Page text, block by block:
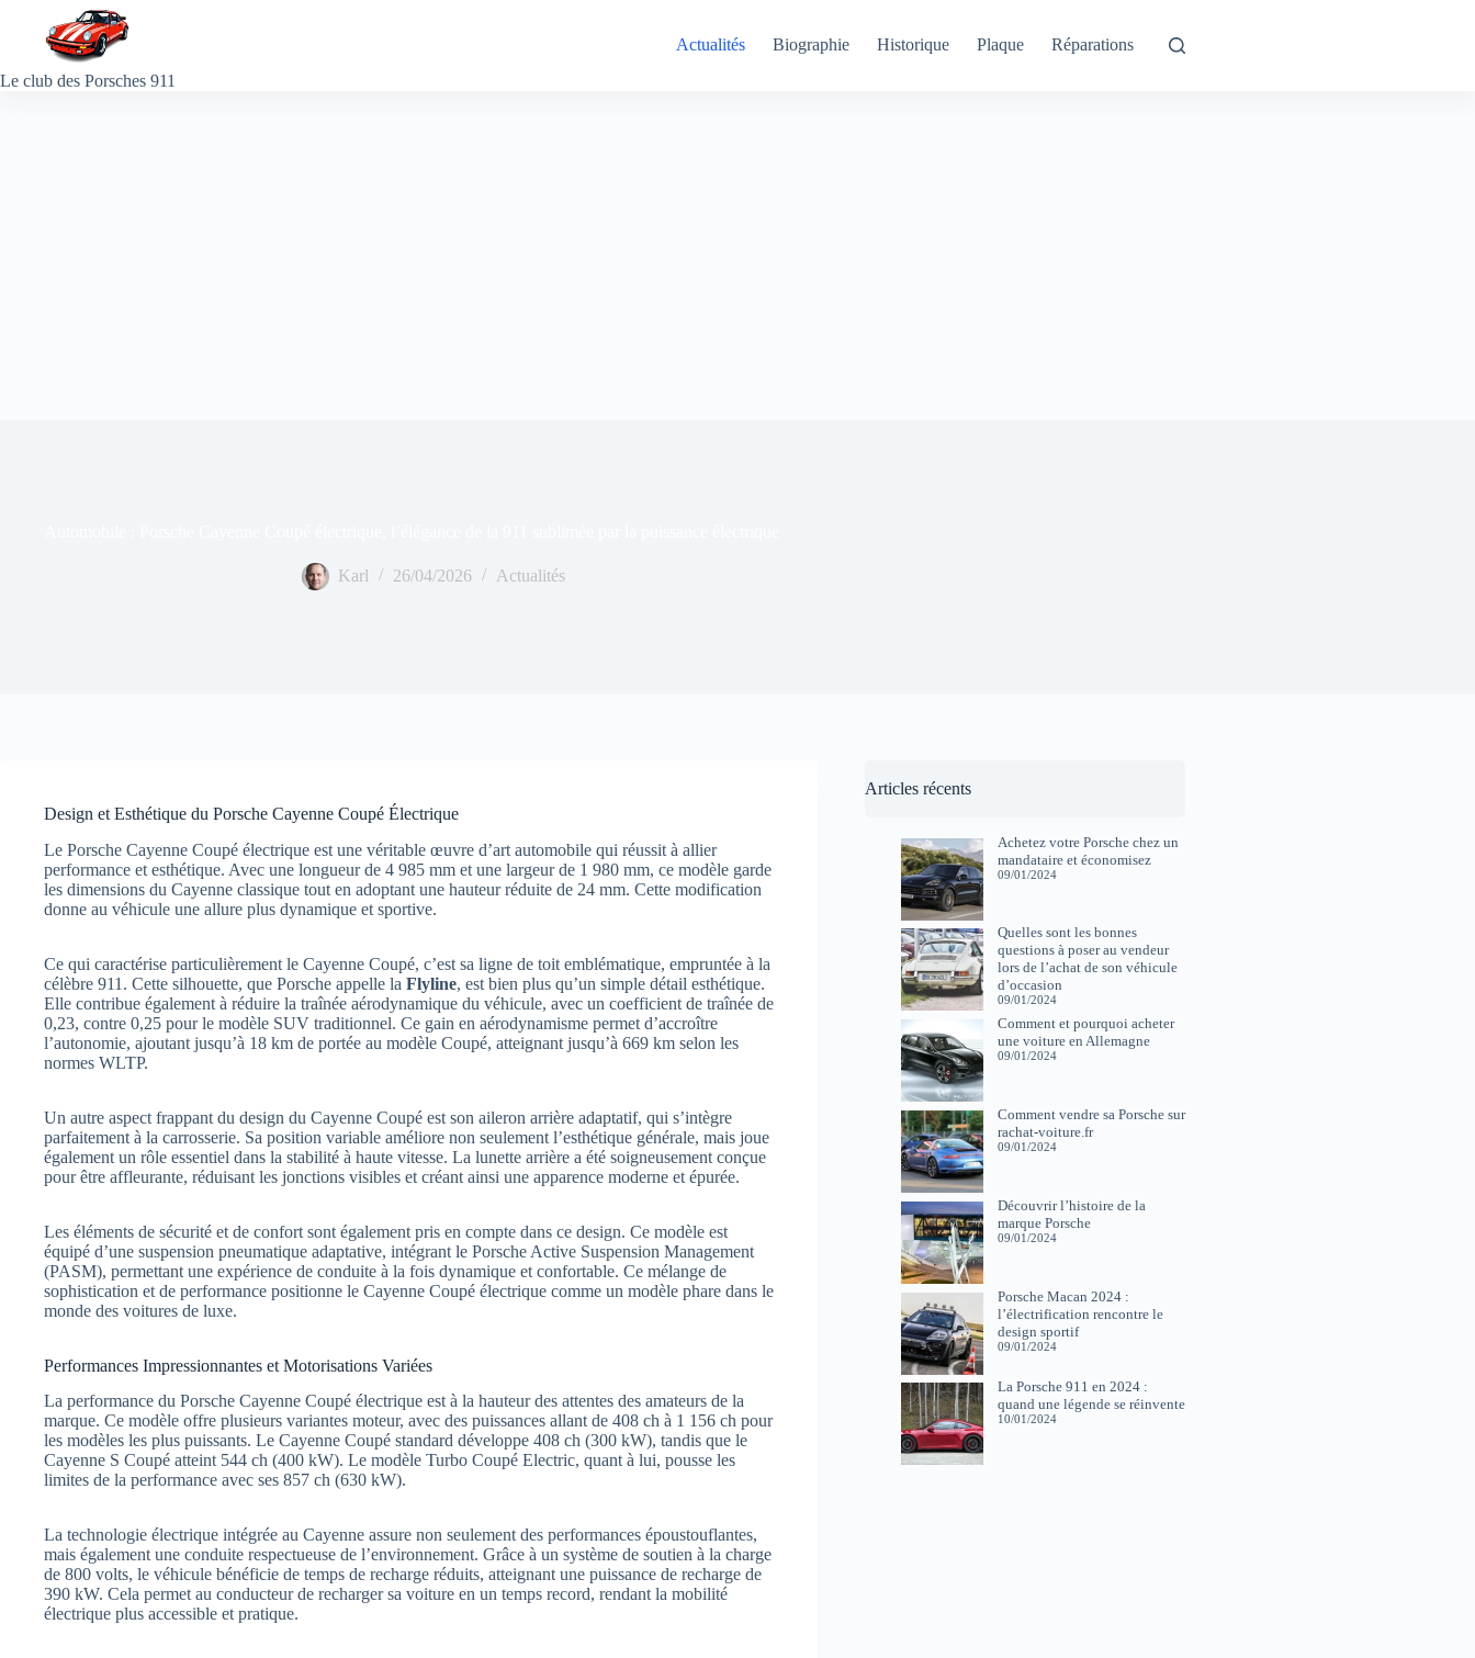
contenu
Le club des Porsches 911
Actualités Biographie Historique Plaque Réparations
Karl 26/04/2026 Actualités
Design et Esthétique du Porsche Cayenne Coupé Électrique
Le Porsche Cayenne Coupé électrique est une véritable œuvre d’art automobile qui réussit à allier
performance et esthétique. Avec une longueur de 4 985 mm et une largeur de 1 980 mm, ce modèle garde
les dimensions du Cayenne classique tout en adoptant une hauteur réduite de 24 mm. Cette modification
donne au véhicule une allure plus dynamique et sportive.
Ce qui caractérise particulièrement le Cayenne Coupé, c’est sa ligne de toit emblématique, empruntée à la
célèbre 911. Cette silhouette, que Porsche appelle la Flyline, est bien plus qu’un simple détail esthétique.
Elle contribue également à réduire la traînée aérodynamique du véhicule, avec un coefficient de traînée de
0,23, contre 0,25 pour le modèle SUV traditionnel. Ce gain en aérodynamisme permet d’accroître
l’autonomie, ajoutant jusqu’à 18 km de portée au modèle Coupé, atteignant jusqu’à 669 km selon les
normes WLTP.
Un autre aspect frappant du design du Cayenne Coupé est son aileron arrière adaptatif, qui s’intègre
parfaitement à la carrosserie. Sa position variable améliore non seulement l’esthétique générale, mais joue
également un rôle essentiel dans la stabilité à haute vitesse. La lunette arrière a été soigneusement conçue
pour être affleurante, réduisant les jonctions visibles et créant ainsi une apparence moderne et épurée.
Les éléments de sécurité et de confort sont également pris en compte dans ce design. Ce modèle est
équipé d’une suspension pneumatique adaptative, intégrant le Porsche Active Suspension Management
(PASM), permettant une expérience de conduite à la fois dynamique et confortable. Ce mélange de
sophistication et de performance positionne le Cayenne Coupé électrique comme un modèle phare dans le
monde des voitures de luxe.
Performances Impressionnantes et Motorisations Variées
La performance du Porsche Cayenne Coupé électrique est à la hauteur des attentes des amateurs de la
marque. Ce modèle offre plusieurs variantes moteur, avec des puissances allant de 408 ch à 1 156 ch pour
les modèles les plus puissants. Le Cayenne Coupé standard développe 408 ch (300 kW), tandis que le
Cayenne S Coupé atteint 544 ch (400 kW). Le modèle Turbo Coupé Electric, quant à lui, pousse les
limites de la performance avec ses 857 ch (630 kW).
La technologie électrique intégrée au Cayenne assure non seulement des performances époustouflantes,
mais également une conduite respectueuse de l’environnement. Grâce à un système de soutien à la charge
de 800 volts, le véhicule bénéficie de temps de recharge réduits, atteignant une puissance de recharge de
390 kW. Cela permet au conducteur de recharger sa voiture en un temps record, rendant la mobilité
électrique plus accessible et pratique.
Articles récents
Achetez votre Porsche chez un
mandataire et économisez
09/01/2024
Quelles sont les bonnes
questions à poser au vendeur
lors de l’achat de son véhicule
d’occasion
09/01/2024
Comment et pourquoi acheter
une voiture en Allemagne
09/01/2024
Comment vendre sa Porsche sur
rachat-voiture.fr
09/01/2024
Découvrir l’histoire de la
marque Porsche
09/01/2024
Porsche Macan 2024 :
l’électrification rencontre le
design sportif
09/01/2024
La Porsche 911 en 2024 :
quand une légende se réinvente
10/01/2024